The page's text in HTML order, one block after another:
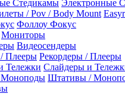
Электронные
Фоллоу Фокус
Мониторы
Видеосендеры
Рекордеры / Плееры
Слайдеры и
Штативы /